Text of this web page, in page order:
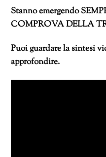
Stanno emergendo
COMPROVA DELLA
Puoi guardare la sintesi
approfondire.